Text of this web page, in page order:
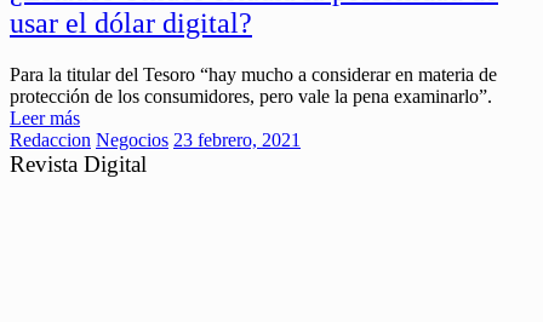
usar el dólar digital?
Para la titular del Tesoro “hay mucho a considerar en materia de
protección de los consumidores, pero vale la pena examinarlo”.
Leer más
Redaccion Negocios 23 febrero, 2021
Revista Digital